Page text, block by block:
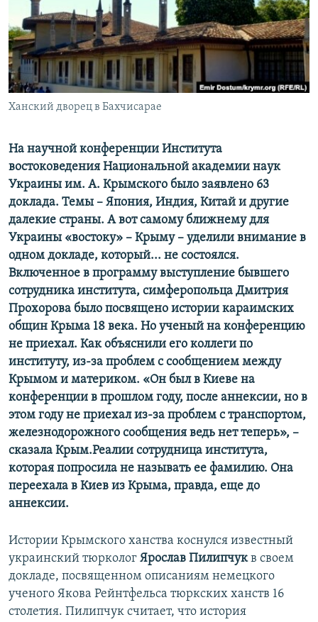
ПОБЕДИТЕЛЕЙ НЕ СУДЯТ?
КРЫМ.НЕПОКОРЕННЫЙ
ELIFBE
УКРАИНСКАЯ ПРОБЛЕМА КРЫМА
ПРИСОЕДИНЯЙТЕСЬ!
Все сайты RFE/RL
Ханский дворец в Бахчисарае
На научной конференции Института
востоковедения Национальной академии наук
Украины им. А. Крымского было заявлено 63
доклада. Темы – Япония, Индия, Китай и другие
далекие страны. А вот самому ближнему для
Украины «востоку» – Крыму – уделили внимание в
одном докладе, который... не состоялся.
Включенное в программувыступление бывшего
сотрудника института, симферопольца Дмитрия
Прохорова было посвящено истории караимских
общин Крыма 18 века. Но ученый на конференцию
не приехал. Как объяснили его коллеги по
институту, из-за проблем с сообщением между
Крымом и материком. «Он был в Киеве на
конференции в прошлом году, после аннексии, но в
этом году не приехал из-за проблем с транспортом,
железнодорожного сообщения ведь нет теперь», –
сказала Крым.Реалии сотрудница института,
которая попросила не называть ее фамилию. Она
переехала в Киев из Крыма, правда, еще до
аннексии.
Истории Крымского ханства коснулся известный
украинский тюрколог Ярослав Пилипчукв своем
докладе, посвященном описаниям немецкого
ученого Якова Рейнтфельса тюркских ханств 16
столетия. Пилипчук считает, что история